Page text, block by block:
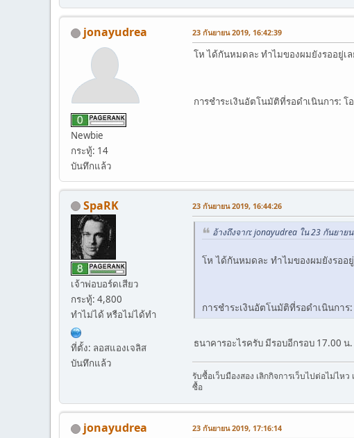
jonayudrea
Newbie
กระทู้: 14
บันทึกแล้ว
23 กันยายน 2019, 16:42:39
โห ได้กันหมดละ ทำไมของผมยังรออยู่เล
การชำระเงินอัตโนมัติที่รอดำเนินการ:
SpaRK
เจ้าพ่อบอร์ดเสียว
กระทู้: 4,800
ทำไม่ได้ หรือไม่ได้ทำ
ที่ตั้ง: ลอสแองเจลิส
บันทึกแล้ว
23 กันยายน 2019, 16:44:26
อ้างถึงจาก: jonayudrea ใน 23 กันยาย
โห ได้กันหมดละ ทำไมของผมยังรออยู่
การชำระเงินอัตโนมัติที่รอดำเนินกา
ธนาคารอะไรครับ มีรอบอีกรอบ 17.00 น.
รับซื้อเว็บมืองสอง เลิกกิจการเว็บไปต่อไม่ไ
ซื้อ
jonayudrea 23 กันยายน 2019, 17:16:14